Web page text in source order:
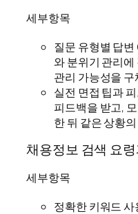
세부항목
질문 유형별 답변
와 분위기 관리
관리 가능성을
실전 면접 팁과
피드백을 받고,
한 뒤 같은 상황
채용정보 검색 요
세부항목
정확한 키워드